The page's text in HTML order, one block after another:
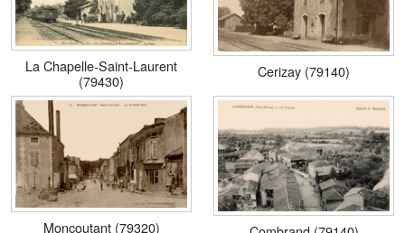
La Chapelle-Saint-Laurent
(79430)
Cerizay (79140)
Moncoutant (79320)